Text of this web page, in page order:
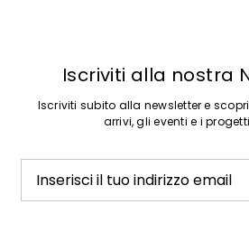
Iscriviti alla nostra
Iscriviti subito alla newsletter e
arrivi, gli eventi e i
Inserisci il tuo indirizzo email